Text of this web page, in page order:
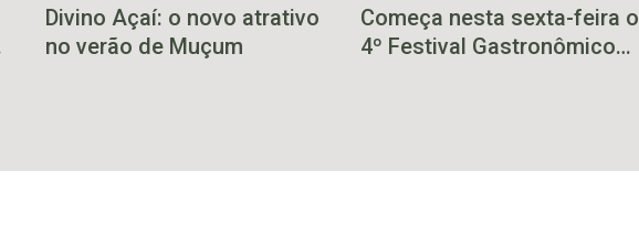
Divino Açaí: o novo atrativo
no verão de Muçum
Começa nesta sexta-feira o
4º Festival Gastronômico